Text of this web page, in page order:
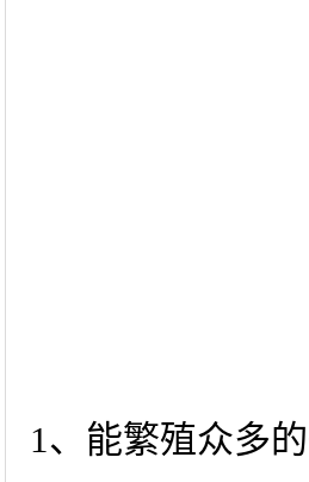
1、能繁殖众多